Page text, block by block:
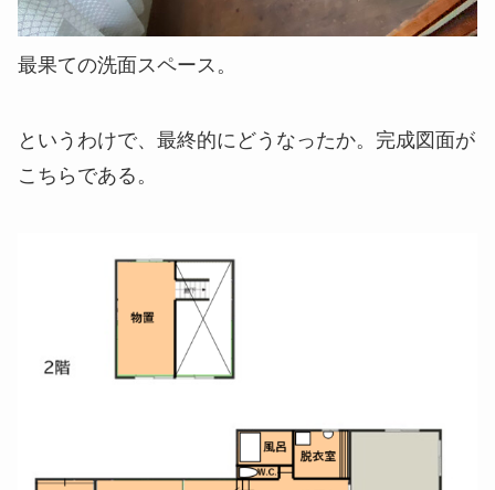
最果ての洗面スペース。
というわけで、最終的にどうなったか。完成図面が
こちらである。